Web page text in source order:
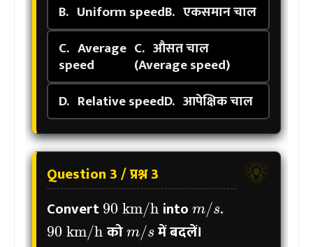
B. Uniform speedB. एकसमान चाल
C. Average
speed
C. औसत चाल
(Average speed)
D. Relative speedD. आपेक्षिक चाल
💡
Question 3 / प्रश्न 3
Convert
90km/h
into
m/s
.
90km/h
को
m/s
में बदलें।